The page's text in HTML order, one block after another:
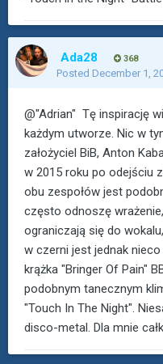
Ada28 368
Posted December 1,
@"Adrian" Tę inspirację
każdym utworze. Nic w
założyciel BiB, Anton
w 2015 roku po odejściu
obu zespołów jest
często odnoszę
ograniczają się do
w czerni jest jednak
krążka "Bringer Of Pain"
podobnym tanecznym
"Touch In The Night".
disco-metal. Dla mnie